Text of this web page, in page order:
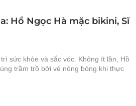
Hồ Ngọc Hà mặc bikini, Sĩ
sức khỏe và sắc vóc. Không ít lần, Hồ
trầm trồ bởi vẻ nóng bỏng khi thực